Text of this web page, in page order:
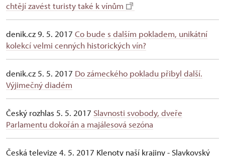
chtějí zavést turisty také k vínům
denik.cz 9. 5. 2017 Co bude s dalším pokladem, unikátní
kolekcí velmi cenných historických vín?
denik.cz 5. 5. 2017 Do zámeckého pokladu přibyl další.
Výjimečný diadém
Český rozhlas 5. 5. 2017 Slavnosti svobody, dveře
Parlamentu dokořán a majálesová sezóna
Česká televize 4. 5. 2017 Klenoty naší krajiny - Slavkovský